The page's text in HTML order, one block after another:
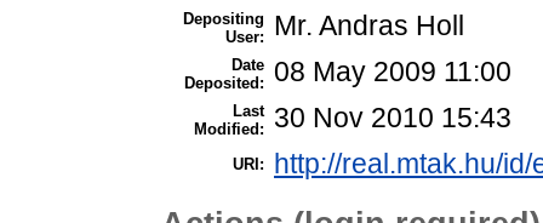
Depositing
User:
Mr. Andras Holl
Date
Deposited:
08 May 2009 11:00
Last
Modified:
30 Nov 2010 15:43
URI: http://real.mtak.hu/id/